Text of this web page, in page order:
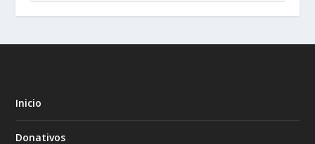
Inicio
Donativos